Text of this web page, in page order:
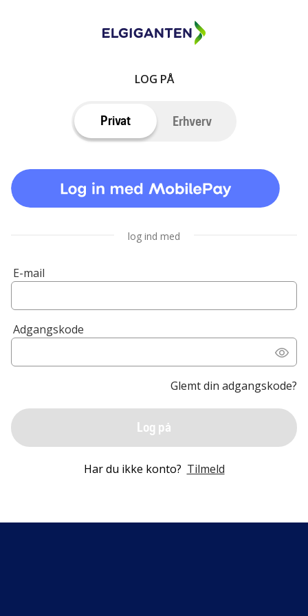
LOG PÅ
Privat Erhverv
log ind med
E-mail
Adgangskode
Glemt din adgangskode?
Log på
Har du ikke konto? Tilmeld